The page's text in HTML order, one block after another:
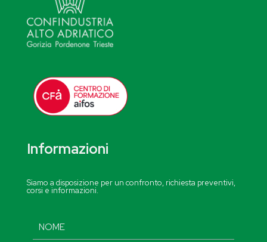
Informazioni
Siamo a disposizione per un confronto, richiesta preventivi,
corsi e informazioni.